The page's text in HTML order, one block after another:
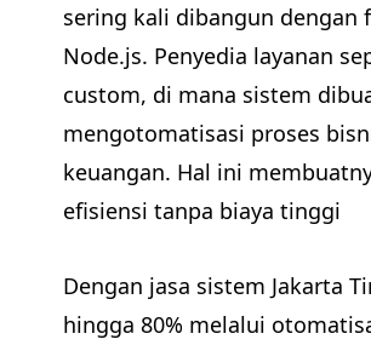
sering kali dibangun dengan
Node.js. Penyedia layanan
custom, di mana sistem
mengotomatisasi proses
keuangan. Hal ini
efisiensi tanpa biaya tinggi
Dengan jasa sistem Jakarta
hingga 80% melalui